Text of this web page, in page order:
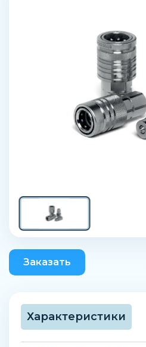
Заказать
Характеристики